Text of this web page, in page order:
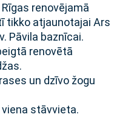
renovējamā
tikko atjaunotajai Ars
Pāvila baznīcai.
renovētā
un dzīvo žogu
stāvvieta.